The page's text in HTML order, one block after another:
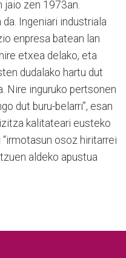
jaio zen 1973an.
Ingeniari industriala
enpresa batean lan
etxea delako, eta
dudalako hartu dut
Nire inguruko pertsonen
dut buru-belarri”, esan
kalitateari eusteko
osoz hiritarrei
aldeko apustua